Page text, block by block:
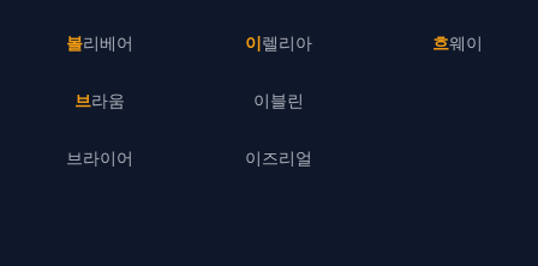
볼리베어
브라움
브라이어
이렐리아
이블린
이즈리얼
흐웨이